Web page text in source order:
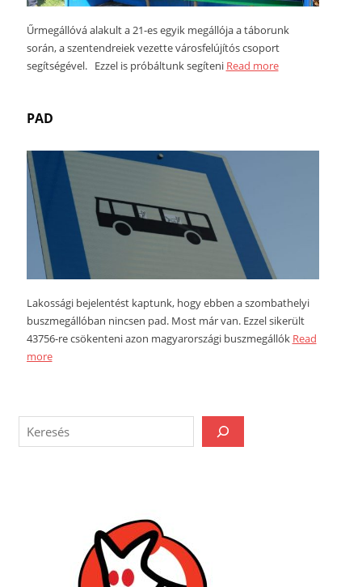
Űrmegállóvá alakult a 21-es egyik megállója a táborunk
során, a szentendreiek vezette városfelújítós csoport
segítségével. Ezzel is próbáltunk segíteni Read more
PAD
Lakossági bejelentést kaptunk, hogy ebben a szombathelyi
buszmegállóban nincsen pad. Most már van. Ezzel sikerült
43756-re csökenteni azon magyarországi buszmegállók Read
more